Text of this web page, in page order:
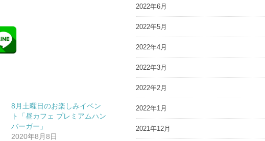
8月土曜日のお楽しみイベン
ト「昼カフェ プレミアムハン
バーガー」
2020年8月8日
2022年6月
2022年5月
2022年4月
2022年3月
2022年2月
2022年1月
2021年12月